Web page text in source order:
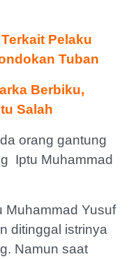
Pelaku
Tuban
Berbiku,
Salah
orang gantung
Iptu Muhammad
Muhammad Yusuf
ditinggal istrinya
Namun saat